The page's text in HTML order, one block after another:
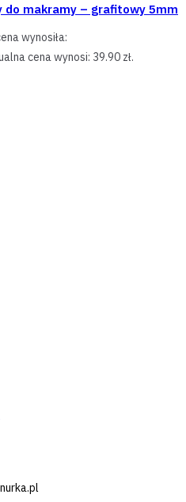
do makramy – grafitowy 5mm
wynosiła:
cena wynosi: 39.90 zł.